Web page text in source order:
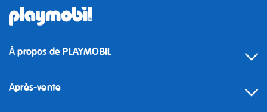
À propos de PLAYMOBIL
Après-vente